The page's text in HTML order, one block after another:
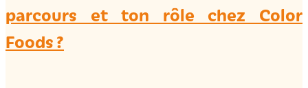
parcours et ton rôle chez Color
Foods ?